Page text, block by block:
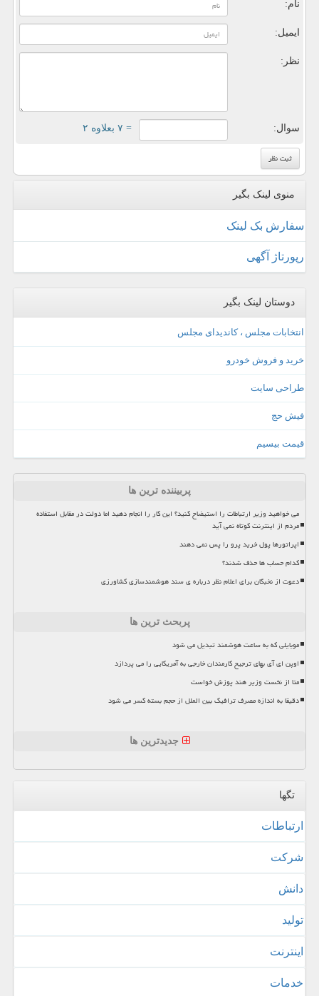
نام:
ایمیل:
نظر:
سوال: = ۷ بعلاوه ۲
منوی لینک بگیر
سفارش بک لینک
رپورتاژ آگهی
دوستان لینک بگیر
انتخابات مجلس ، کاندیدای مجلس
خرید و فروش خودرو
طراحی سایت
فیش حج
قیمت بیسیم
پربیننده ترین ها
می خواهید وزیر ارتباطات را استیضاح کنید؟ این کار را انجام دهید اما دولت در مقابل استفاده
مردم از اینترنت کوتاه نمی آید
اپراتورها پول خرید پرو را پس نمی دهند
کدام حساب ها حذف شدند؟
دعوت از نخبگان برای اعلام نظر درباره ی سند هوشمندسازی کشاورزی
پربحث ترین ها
موبایلی که به ساعت هوشمند تبدیل می شود
اوپن ای آی بهای ترجیح کارمندان خارجی به آمریکایی را می پردازد
متا از نخست وزیر هند پوزش خواست
دقیقا به اندازه مصرف ترافیک بین الملل از حجم بسته کسر می شود
جدیدترین ها
تگها
ارتباطات
شركت
دانش
تولید
اینترنت
خدمات